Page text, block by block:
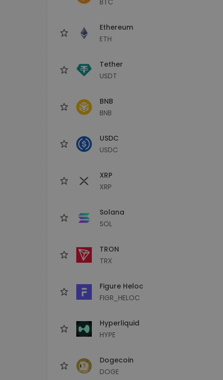
Ethereum
ETH
Tether
USDT
BNB
BNB
USDC
USDC
XRP
XRP
Solana
SOL
TRON
TRX
Figure Heloc
FIGR_HELOC
Hyperliquid
HYPE
Dogecoin
DOGE